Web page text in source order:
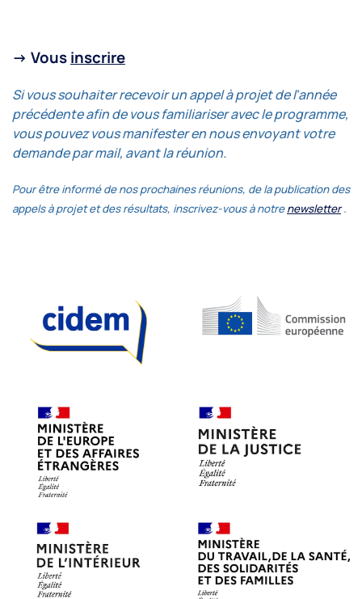
-> Vousinscrire
Si vous souhaiter recevoir un appel à projet de l'année
précédente afin de vous familiariser avec le programme,
vous pouvez vous manifester en nous envoyant votre
demande par mail, avant la réunion.
Pour être informé de nos prochaines réunions, de la publication des
appels à projet et des résultats, inscrivez-vous à notrenewsletter.